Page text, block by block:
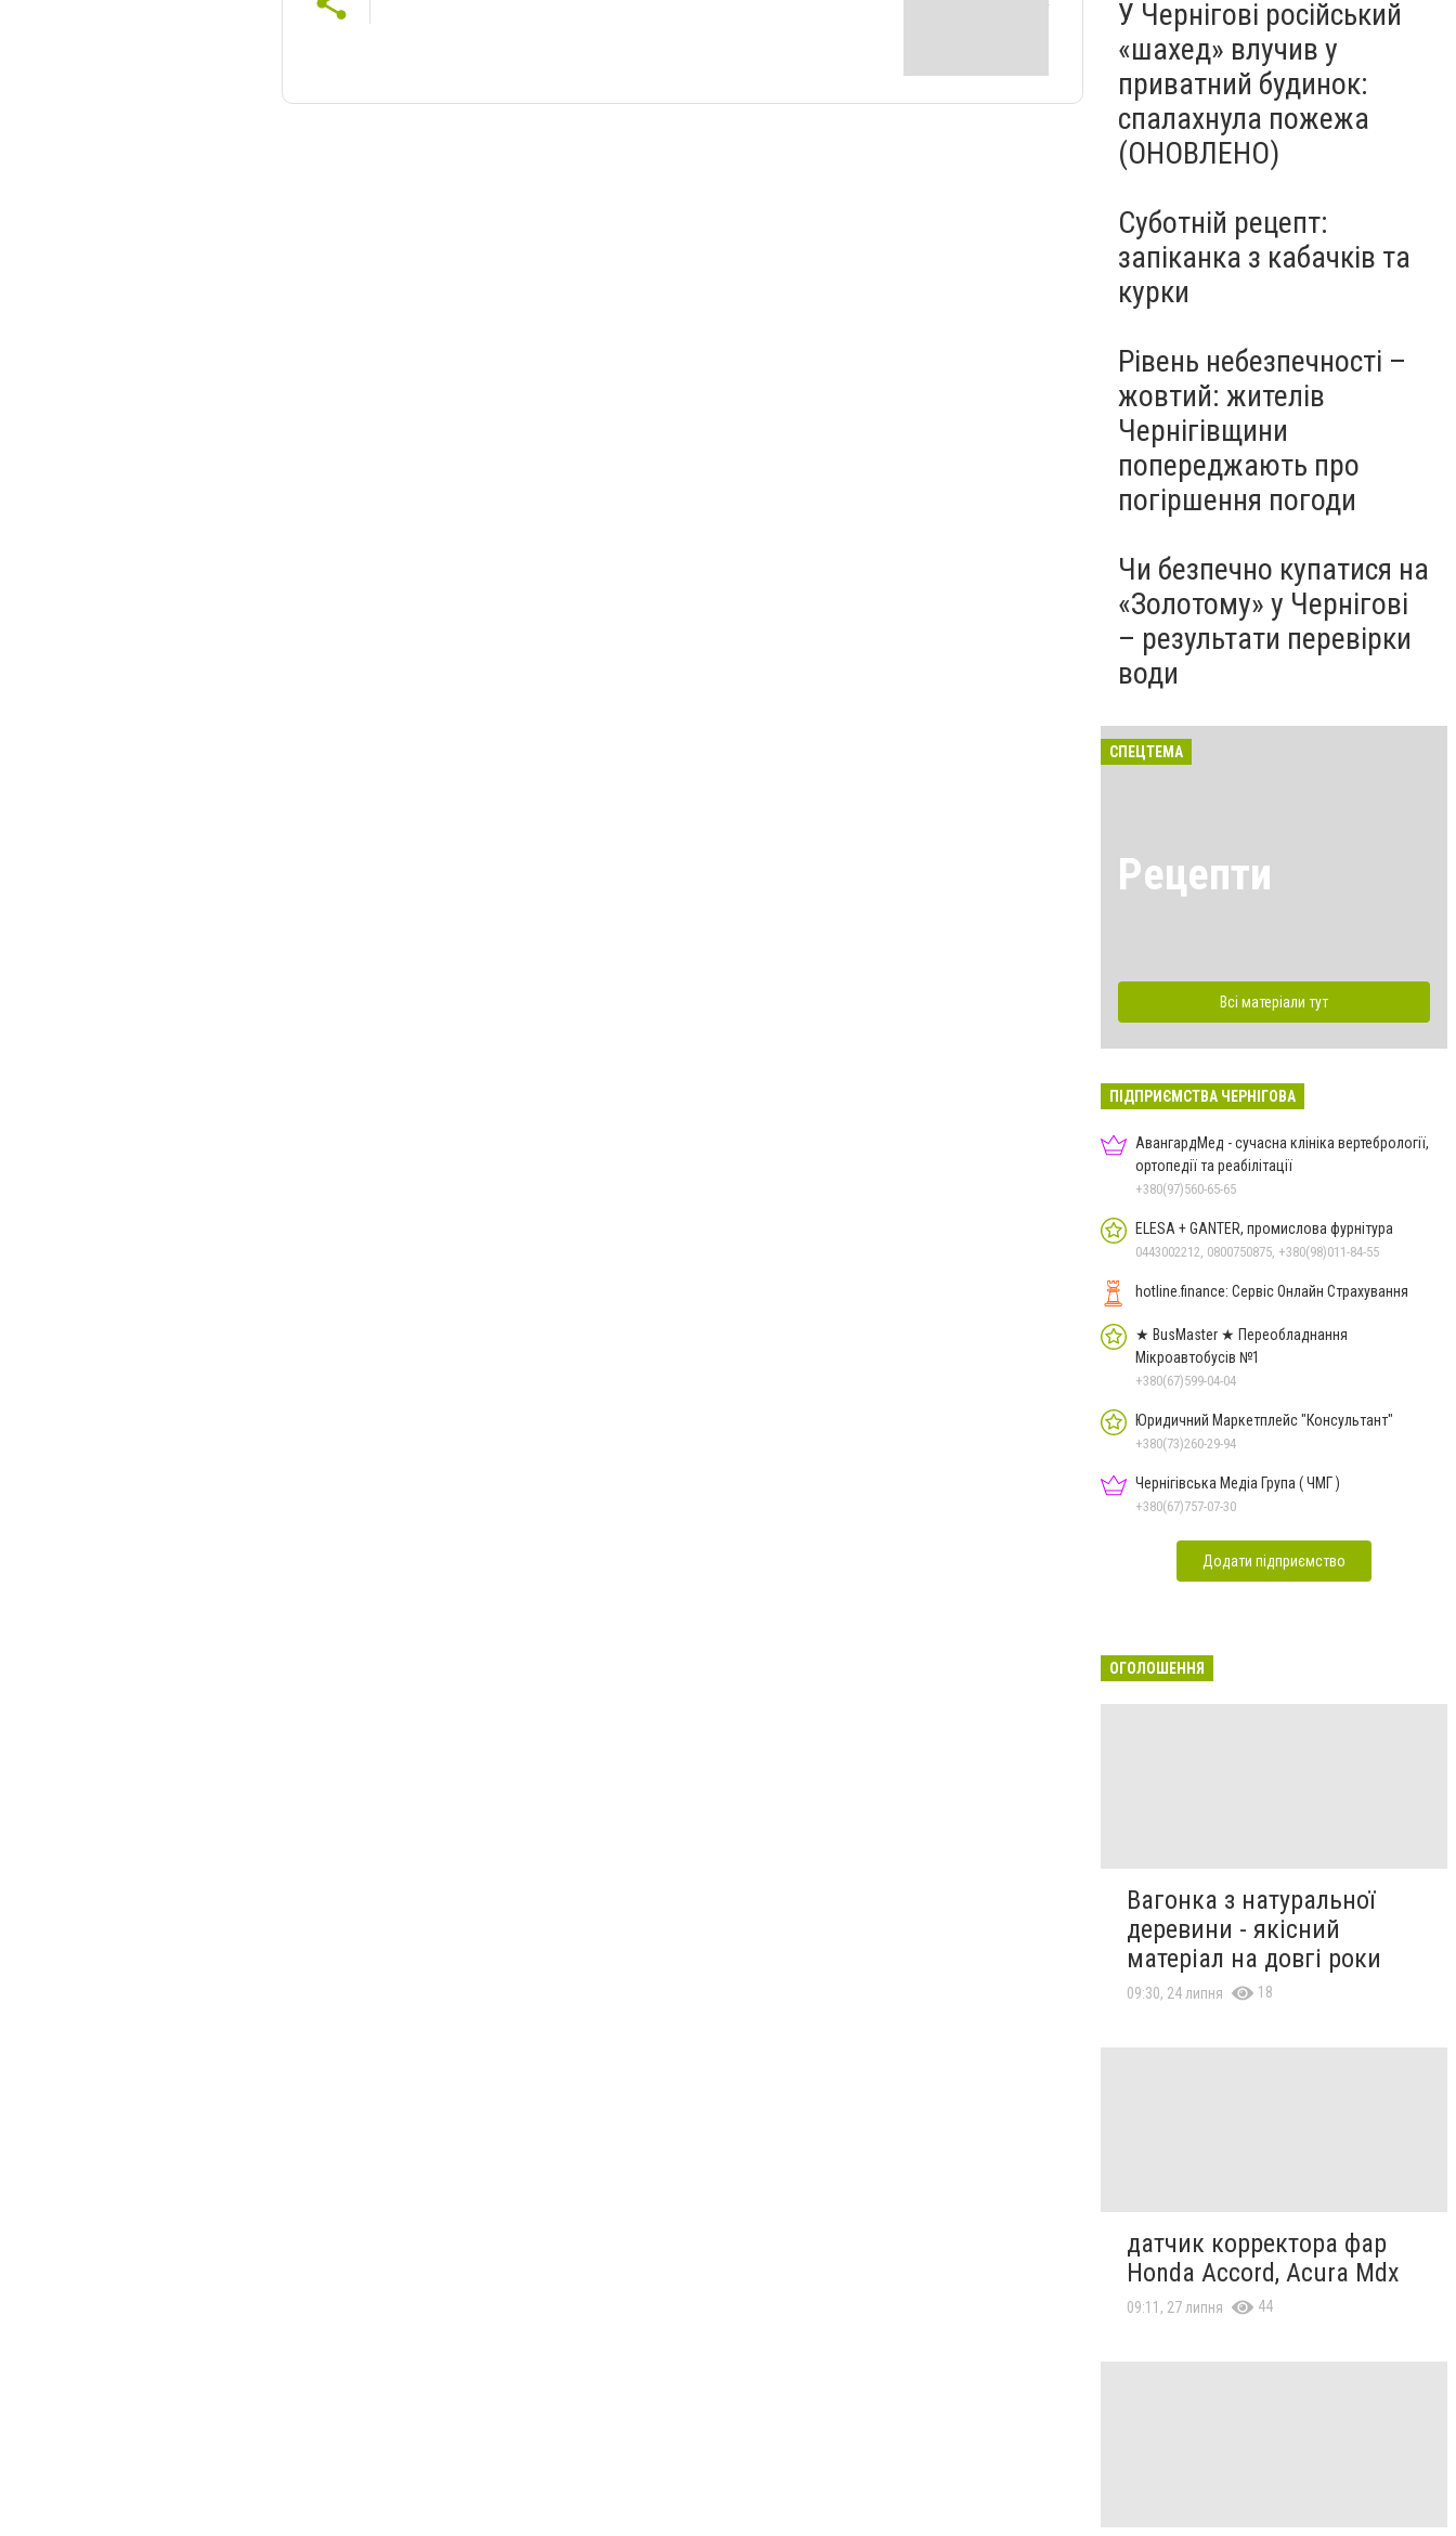
У Чернігові російський
«шахед» влучив у
приватний будинок:
спалахнула пожежа
(ОНОВЛЕНО)
Суботній рецепт:
запіканка з кабачків та
курки
Рівень небезпечності –
жовтий: жителів
Чернігівщини
попереджають про
погіршення погоди
Чи безпечно купатися на
«Золотому» у Чернігові
– результати перевірки
води
СПЕЦТЕМА
Рецепти
Всі матеріали тут
ПІДПРИЄМСТВА ЧЕРНІГОВА
АвангардМед - сучасна клініка вертебрології,
ортопедії та реабілітації
+380(97)560-65-65
ELESA + GANTER, промислова фурнітура
0443002212, 0800750875, +380(98)011-84-55
hotline.finance: Сервіс Онлайн Страхування
★ BusMaster ★ Переобладнання
Мікроавтобусів №1
+380(67)599-04-04
Юридичний Маркетплейс "Консультант"
+380(73)260-29-94
Чернігівська Медіа Група ( ЧМГ )
+380(67)757-07-30
Додати підприємство
ОГОЛОШЕННЯ
Вагонка з натуральної
деревини - якісний
матеріал на довгі роки
09:30, 24 липня 18
датчик корректора фар
Honda Accord, Acura Mdx
09:11, 27 липня 44